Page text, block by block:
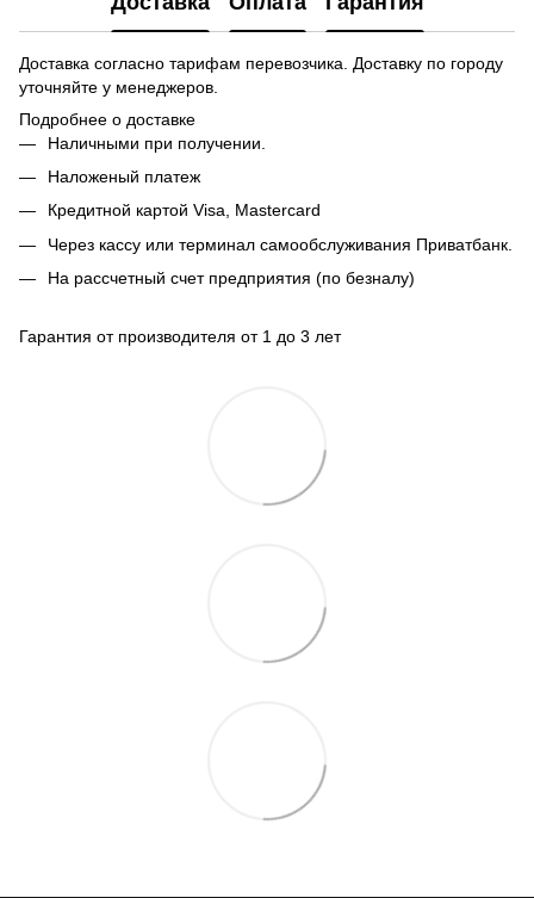
Доставка согласно тарифам перевозчика. Доставку по городу
уточняйте у менеджеров.
Подробнее о доставке
Наличными при получении.
Наложеный платеж
Кредитной картой Visa, Mastercard
Через кассу или терминал самообслуживания Приватбанк.
На рассчетный счет предприятия (по безналу)
Гарантия от производителя от 1 до 3 лет